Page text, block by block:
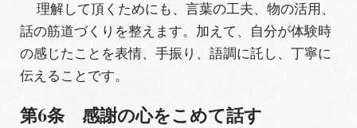
理解して頂くためにも、言葉の工夫、物の活用、
話の筋道づくりを整えます。加えて、自分が体験時
の感じたことを表情、手振り、語調に託し、丁寧に
伝えることです。
第6条 感謝の心をこめて話す